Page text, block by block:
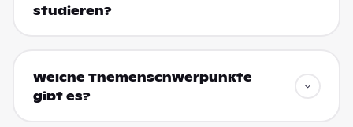
studieren?
Welche Themenschwerpunkte
gibt es?